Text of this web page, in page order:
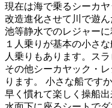
現在は海で乗るシーカ
改造進化させて川で遊
池等静水でのレジャー
１人乗りが基本の小さ
人乗りもあります。ス
その他シーカヤック・
ります。 小さな船です
早く慣れて楽しく操船出